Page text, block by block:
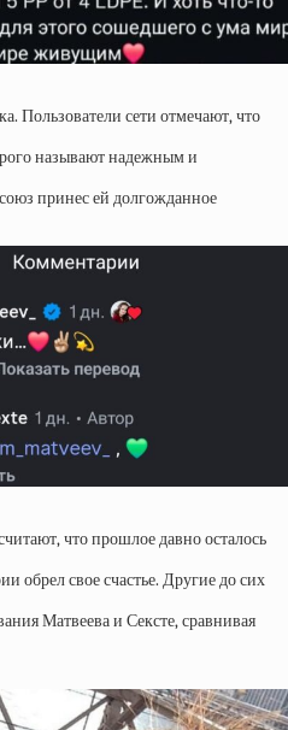
Пользователи сети отмечают, что
называют надежным и
принес ей долгожданное
что прошлое давно осталось
обрел свое счастье. Другие до сих
Матвеева и Сексте, сравнивая